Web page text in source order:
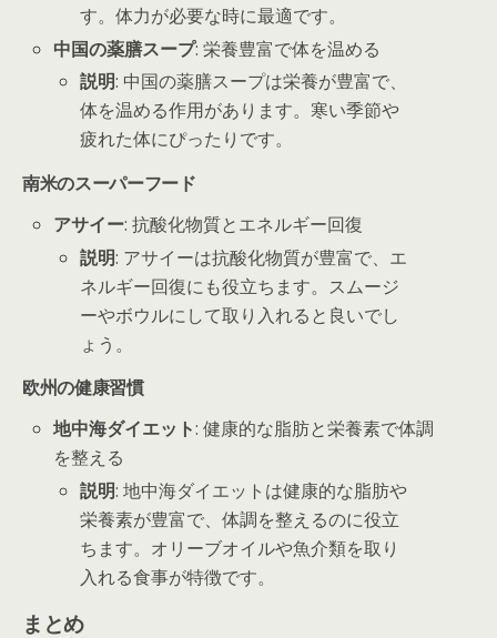
す。体力が必要な時に最適です。
中国の薬膳スープ: 栄養豊富で体を温める
説明: 中国の薬膳スープは栄養が豊富で、
体を温める作用があります。寒い季節や
疲れた体にぴったりです。
南米のスーパーフード
アサイー: 抗酸化物質とエネルギー回復
説明: アサイーは抗酸化物質が豊富で、エ
ネルギー回復にも役立ちます。スムージ
ーやボウルにして取り入れると良いでし
ょう。
欧州の健康習慣
地中海ダイエット: 健康的な脂肪と栄養素で体調
を整える
説明: 地中海ダイエットは健康的な脂肪や
栄養素が豊富で、体調を整えるのに役立
ちます。オリーブオイルや魚介類を取り
入れる食事が特徴です。
まとめ